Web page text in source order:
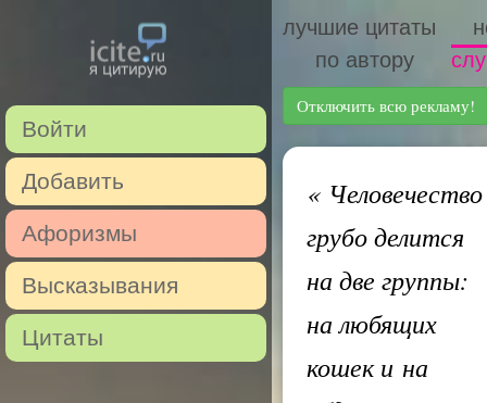
Войти
Добавить
Афоризмы
Высказывания
Цитаты
лучшие цитаты
по автору
Отключить всю рекламу!
«Человечество
грубо делится
на две группы:
на любящих
кошек и на